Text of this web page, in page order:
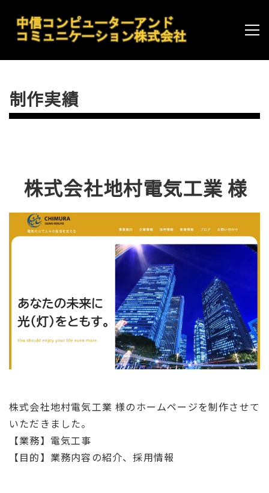
制作実績
株式会社地村電気工業 様
株式会社地村電気工業 様のホームページを制作させて
いただきました。
【業務】電気工事
【目的】業務内容の紹介、採用情報